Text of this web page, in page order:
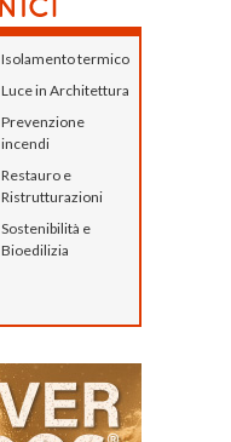
Isolamento termico
Luce in Architettura
Prevenzione
incendi
Restauro e
Ristrutturazioni
Sostenibilità e
Bioedilizia